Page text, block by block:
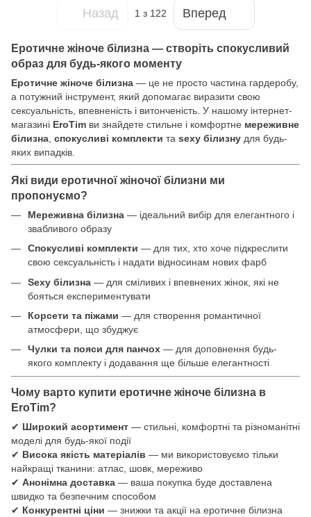
Назад 1 з 122 Вперед
Еротичне жіноче білизна — створіть спокусливий
образ для будь-якого моменту
Еротичне жіноче білизна — це не просто частина гардеробу,
а потужний інструмент, який допомагає виразити свою
сексуальність, впевненість і витонченість. У нашому інтернет-
магазині EroTim ви знайдете стильне і комфортне мереживне
білизна спокусливі комплекти та sexy білизну для будь-
яких випадків.
Які види еротичної жіночої білизни ми
пропонуємо?
Мереживна білизна — ідеальний вибір для елегантного і
звабливого образу
Спокусливі комплекти — для тих, хто хоче підкреслити
свою сексуальність і надати відносинам нових фарб
Sexy білизна — для сміливих і впевнених жінок, які не
бояться експериментувати
Корсети та піжами — для створення романтичної
атмосфери, що збуджує
Чулки та пояси для панчох — для доповнення будь-
якого комплекту і додавання ще більше елегантності
Чому варто купити еротичне жіноче білизна в
EroTim?
✔ Широкий асортимент — стильні, комфортні та різноманітні
моделі для будь-якої події
✔ Висока якість матеріалів — ми використовуємо тільки
найкращі тканини: атлас, шовк, мереживо
✔ Анонімна доставка — ваша покупка буде доставлена
швидко та безпечним способом
✔ Конкурентні ціни — знижки та акції на еротичне білизна